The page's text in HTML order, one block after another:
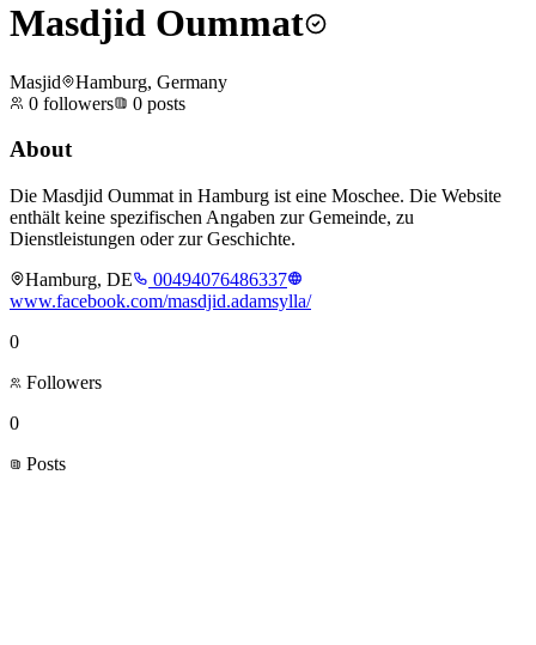
Masdjid Oummat
Masjid
Hamburg, Germany
0 followers 0 posts
About
Die Masdjid Oummat in Hamburg ist eine Moschee. Die Website
enthält keine spezifischen Angaben zur Gemeinde, zu
Dienstleistungen oder zur Geschichte.
Hamburg, DE
00494076486337
www.facebook.com/masdjid.adamsylla/
0
Followers
0
Posts